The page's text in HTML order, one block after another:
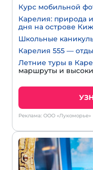
Курс мобильной
Карелия: природа
дня на острове
Школьные
Карелия 555 —
Летние туры в
маршруты и
Реклама: ООО «Лукоморье»